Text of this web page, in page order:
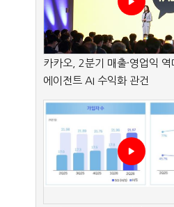
카카오, 2분기 매출·영업익
에이전트 AI 수익화 관건